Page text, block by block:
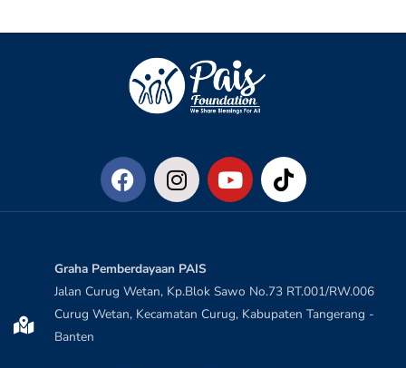
Graha Pemberdayaan PAIS
Jalan Curug Wetan, Kp.Blok Sawo No.73 RT.001/RW.006
Curug Wetan, Kecamatan Curug, Kabupaten Tangerang -
Banten